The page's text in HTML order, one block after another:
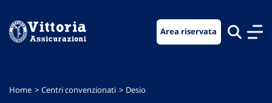
menu
contenuto
footer
Area riservata
Home Centri convenzionati Desio